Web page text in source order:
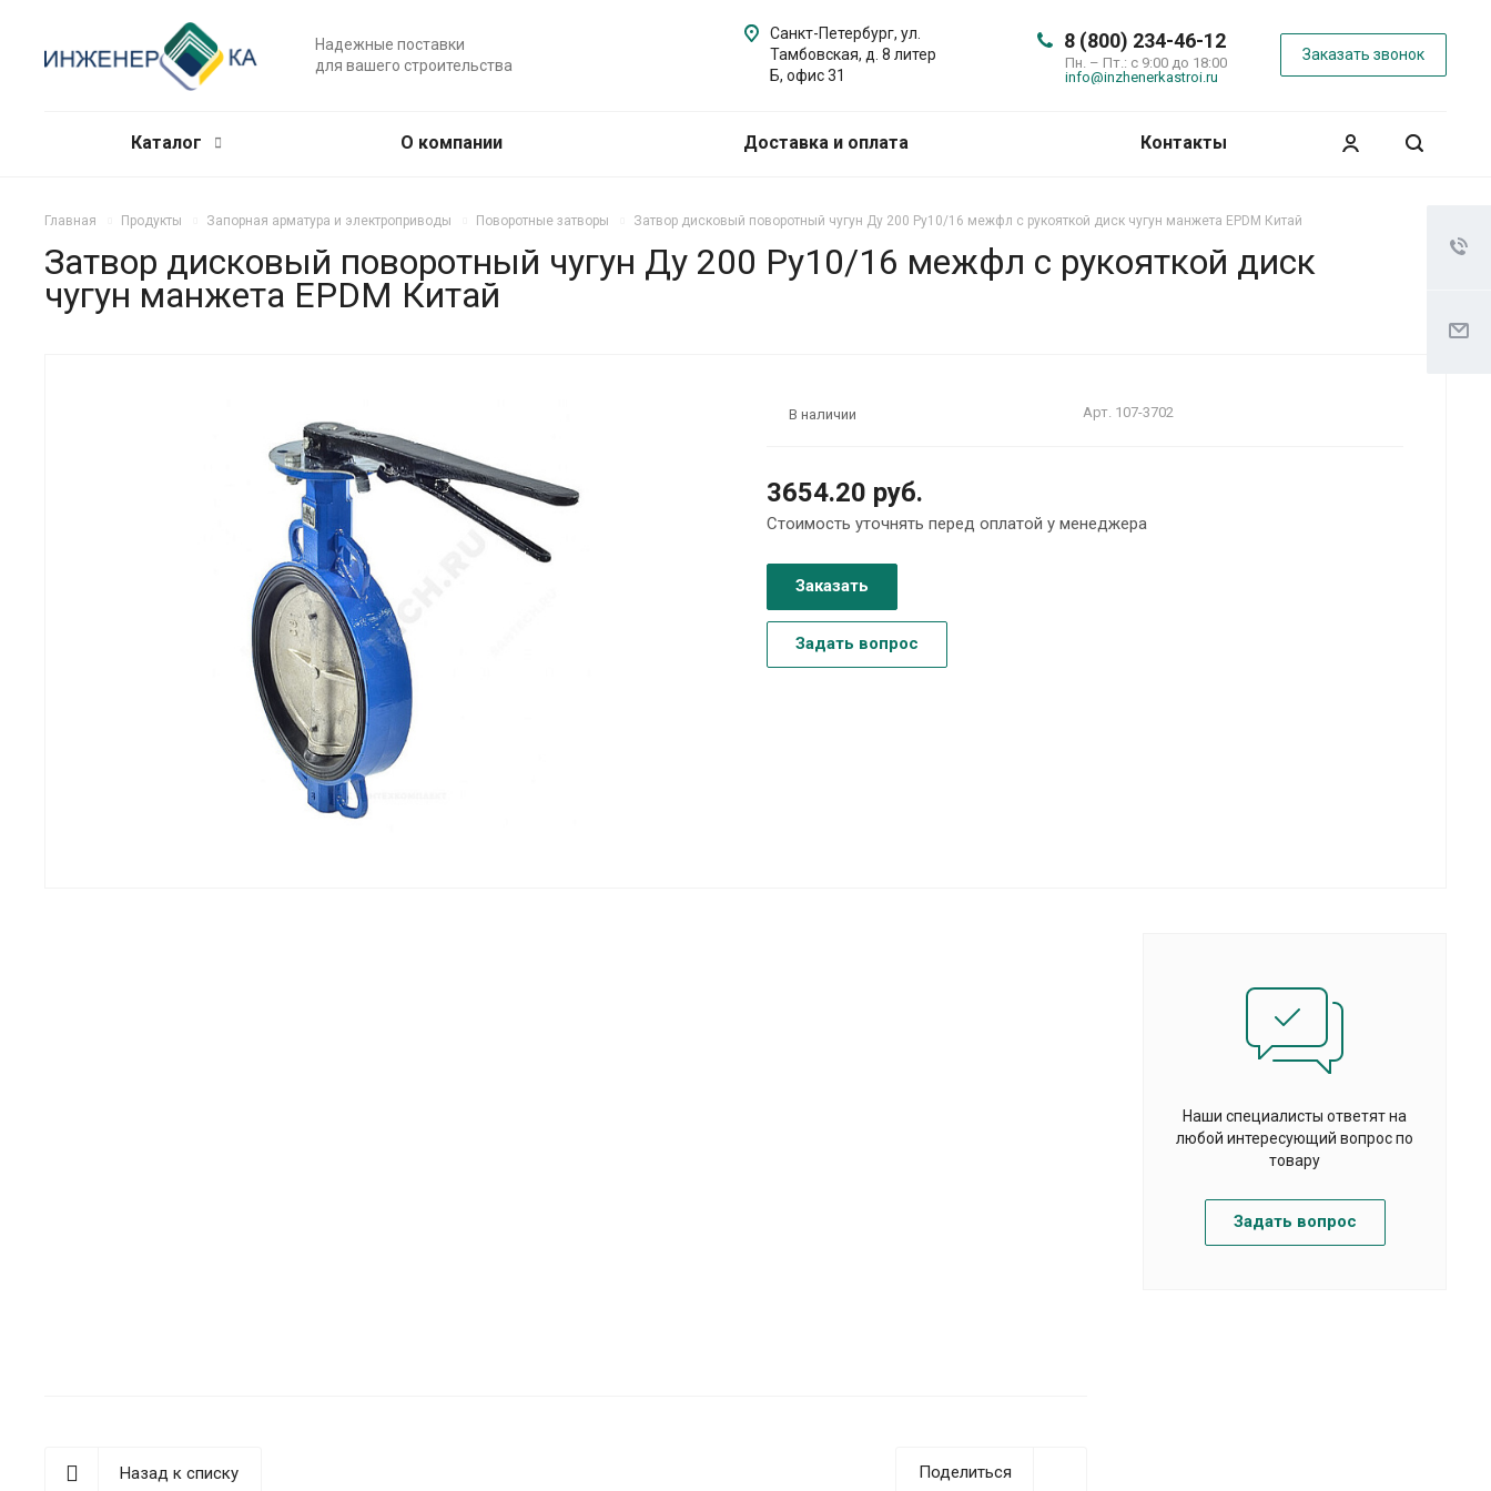
Надежные поставки
для вашего строительства
8 (800) 234-46-12
Пн. – Пт.: с 9:00 до 18:00
info@inzhenerkastroi.ru
Заказать звонок
Санкт-Петербург, ул.
Тамбовская, д. 8 литер
Б, офис 31
Каталог О компании Доставка и оплата Контакты
Главная Продукты Запорная арматура и электроприводы Поворотные затворы Затвор дисковый поворотный чугун Ду 200 Ру10/16 межфл с рукояткой диск чугун манжета EPDM Китай
Затвор дисковый поворотный чугун Ду 200 Ру10/16 межфл с рукояткой диск
чугун манжета EPDM Китай
В наличии Арт. 107-3702
3654.20 руб.
Стоимость уточнять перед оплатой у менеджера
Заказать
Задать вопрос
Наши специалисты ответят на
любой интересующий вопрос по
товару
Задать вопрос
Поделиться
Назад к списку